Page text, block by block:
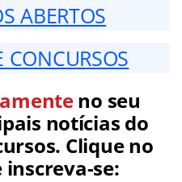
ABERTOS
CONCURSOS
no seu
notícias do
Clique no
se: